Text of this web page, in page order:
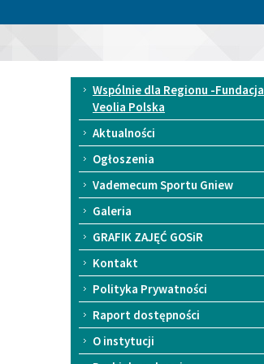
do
do
Gminny
Ośrodek
Sportu
Rekreacji
Gniewie
Menu
główne
Wspólnie dla Regionu -Fundacja
Veolia Polska
Aktualności
Ogłoszenia
Vademecum Sportu Gniew
Galeria
GRAFIK ZAJĘĆ GOSiR
Kontakt
Polityka Prywatności
Raport dostępności
O instytucji